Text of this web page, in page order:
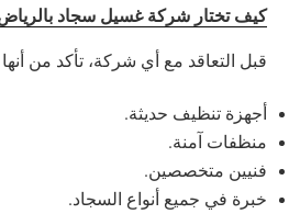
كيف تختار شركة غسيل سجاد
قبل التعاقد مع أي شركة، تأكد من
أجهزة تنظيف حديثة.
منظفات آمنة.
فنيين متخصصين.
خبرة في جميع أنواع السجاد.